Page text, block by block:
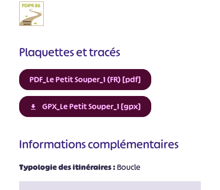
Plaquettes et tracés
PDF_Le Petit Souper_1 (FR) [pdf]
GPX_Le Petit Souper_1 [gpx]
Informations complémentaires
Typologie des itinéraires :Boucle